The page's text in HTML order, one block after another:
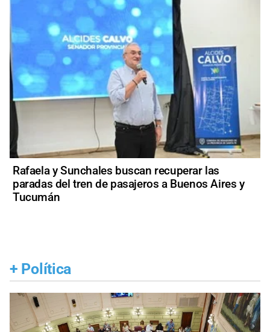
Rafaela y Sunchales buscan recuperar las
paradas del tren de pasajeros a Buenos Aires y
Tucumán
+ Política